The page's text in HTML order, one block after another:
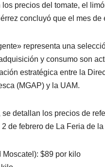
los precios del tomate, el
concluyó que el mes
representa una
y consumo son
estratégica entre la
(MGAP) y la UAM.
se detallan los precios de
de febrero de La Feria de la
Moscatel): $89 por kilo